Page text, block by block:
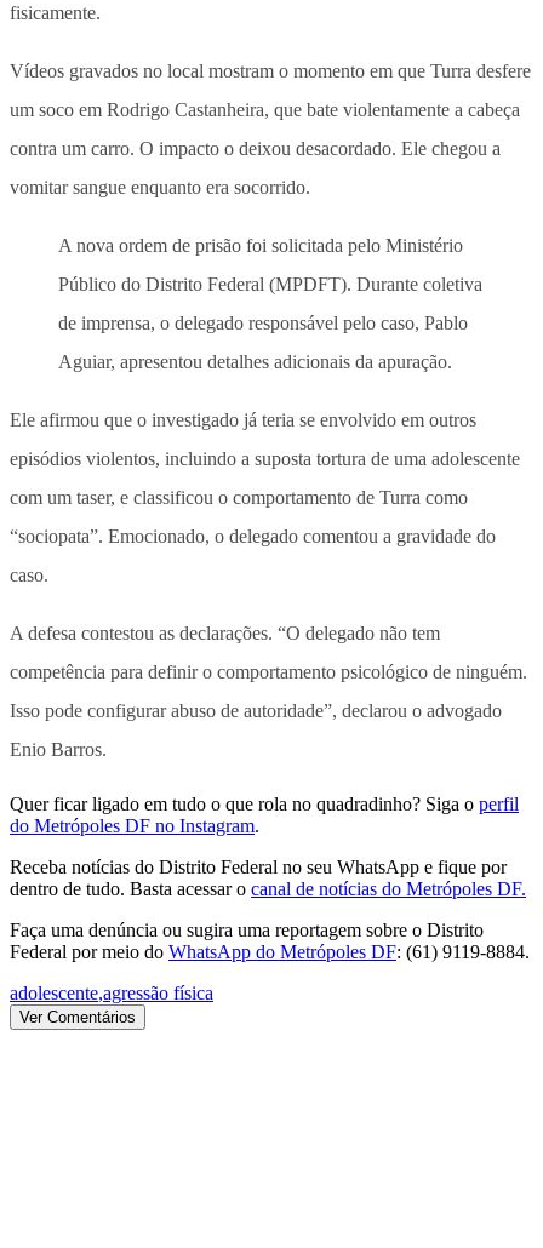
fisicamente.
Vídeos gravados no local mostram o momento em que Turra desfere
um soco em Rodrigo Castanheira, que bate violentamente a cabeça
contra um carro. O impacto o deixou desacordado. Ele chegou a
vomitar sangue enquanto era socorrido.
A nova ordem de prisão foi solicitada pelo Ministério
Público do Distrito Federal (MPDFT). Durante coletiva
de imprensa, o delegado responsável pelo caso, Pablo
Aguiar, apresentou detalhes adicionais da apuração.
Ele afirmou que o investigado já teria se envolvido em outros
episódios violentos, incluindo a suposta tortura de uma adolescente
com um taser, e classificou o comportamento de Turra como
“sociopata”. Emocionado, o delegado comentou a gravidade do
caso.
A defesa contestou as declarações. “O delegado não tem
competência para definir o comportamento psicológico de ninguém.
Isso pode configurar abuso de autoridade”, declarou o advogado
Enio Barros.
Quer ficar ligado em tudo o que rola no quadradinho? Siga o perfil
do Metrópoles DF no Instagram.
Receba notícias do Distrito Federal no seu WhatsApp e fique por
dentro de tudo. Basta acessar o canal de notícias do Metrópoles DF.
Faça uma denúncia ou sugira uma reportagem sobre o Distrito
Federal por meio do WhatsApp do Metrópoles DF: (61) 9119-8884.
adolescente,agressão física
Ver Comentários